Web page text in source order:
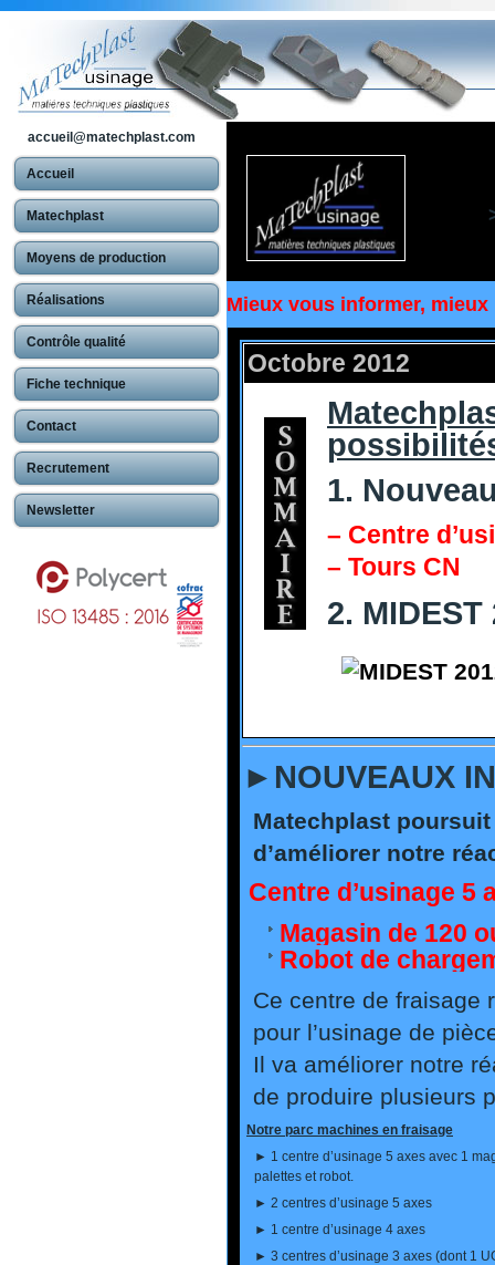
accueil@matechplast.com
Accueil
Matechplast
Moyens de production
Réalisations
Contrôle qualité
Fiche technique
Contact
Recrutement
Newsletter
Mieux vous informer,
Octobre 2012
1.
– Centre
– Tours CN
2.
► NOUVEAUX
Matechplast
d’améliorer notre
Centre d’usinage 5
Magasin de 120
Robot de
Ce centre de fraisage
pour l’usinage de
Il va améliorer notre
de produire plusieurs
Notre parc machines en fraisage
► 1 centre d’usinage 5 axes avec 1
palettes et robot.
► 2 centres d’usinage 5 axes
► 1 centre d’usinage 4 axes
► 3 centres d’usinage 3 axes (dont 1